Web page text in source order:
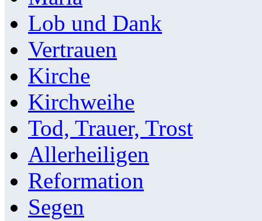
Lob und Dank
Vertrauen
Kirche
Kirchweihe
Tod, Trauer, Trost
Allerheiligen
Reformation
Segen